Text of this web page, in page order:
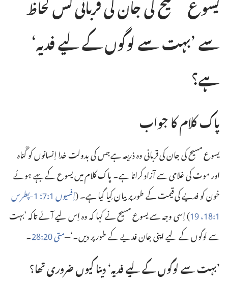
سے ’‏بہت سے لوگوں کے لیے فدیہ‘‏
ہے؟‏
پاک کلام کا جواب
یسوع مسیح کی جان کی قربانی وہ ذریعہ ہے جس کی بدولت خدا اِنسانوں کو گُناہ
اور موت کی غلامی سے آزاد کراتا ہے۔ پاک کلام میں یسوع کے بہے ہوئے
خون کو فدیے کی قیمت کے طور پر بیان کِیا گیا ہے۔ (‏اِفسیوں 1
‏:‏
7‏؛‏ 1‏-‏پطرس
1
‏:‏
18‏،19‏)‏ اِسی وجہ سے یسوع مسیح نے کہا کہ وہ اِس لیے آئے تاکہ ’‏بہت
سے لوگوں کے لیے اپنی جان فدیے کے طور پر دیں۔‘‏—‏متی20
‏:‏
28‏۔‏
‏’‏بہت سے لوگوں کے لیے فدیہ‘‏ دینا کیوں ضروری تھا؟‏